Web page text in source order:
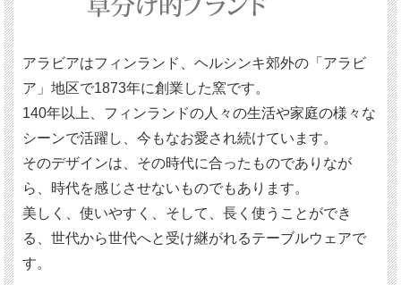
アラビアはフィンランド、ヘルシンキ郊外の「アラビ
ア」地区で1873年に創業した窯です。
140年以上、フィンランドの人々の生活や家庭の様々な
シーンで活躍し、今もなお愛され続けています。
そのデザインは、その時代に合ったものでありなが
ら、時代を感じさせないものでもあります。
美しく、使いやすく、そして、長く使うことができ
る、世代から世代へと受け継がれるテーブルウェアで
す。